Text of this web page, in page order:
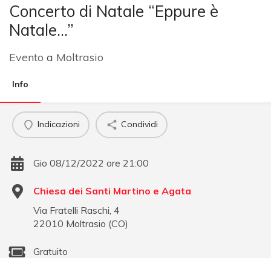
Concerto di Natale “Eppure è
Natale...”
Evento a Moltrasio
Info
Indicazioni Condividi
Gio 08/12/2022 ore 21:00
Chiesa dei Santi Martino e Agata
Via Fratelli Raschi, 4
22010 Moltrasio (CO)
Gratuito